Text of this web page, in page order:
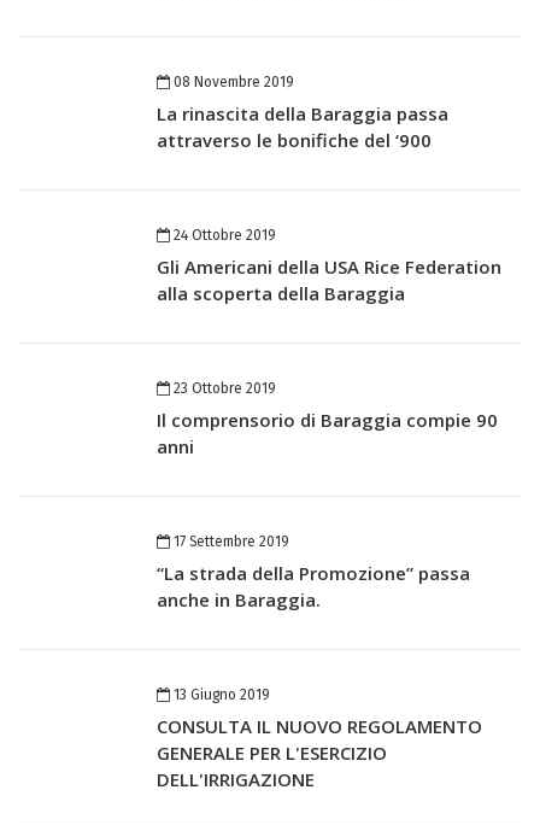
08 Novembre 2019
La rinascita della Baraggia passa
attraverso le bonifiche del ‘900
24 Ottobre 2019
Gli Americani della USA Rice Federation
alla scoperta della Baraggia
23 Ottobre 2019
Il comprensorio di Baraggia compie 90
anni
17 Settembre 2019
“La strada della Promozione” passa
anche in Baraggia.
13 Giugno 2019
CONSULTA IL NUOVO REGOLAMENTO
GENERALE PER L'ESERCIZIO
DELL'IRRIGAZIONE